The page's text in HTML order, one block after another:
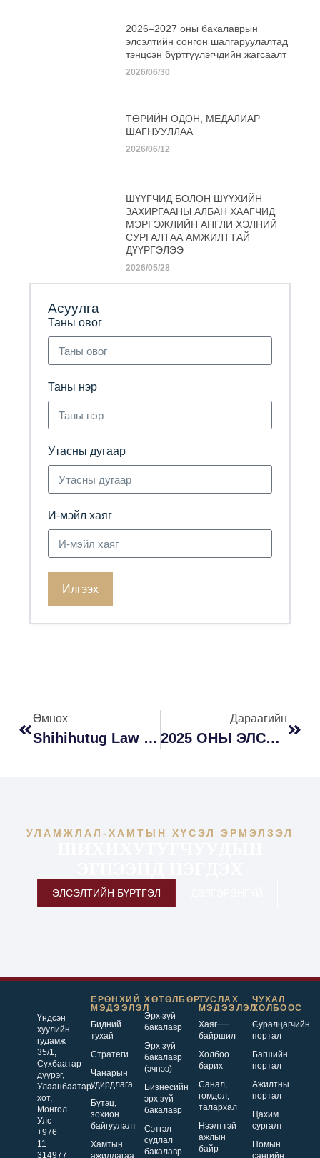
2026–2027 оны бакалаврын
элсэлтийн сонгон шалгаруулалтад
тэнцсэн бүртгүүлэгчдийн жагсаалт
2026/06/30
ТӨРИЙН ОДОН, МЕДАЛИАР
ШАГНУУЛЛАА
2026/06/12
ШҮҮГЧИД БОЛОН ШҮҮХИЙН
ЗАХИРГААНЫ АЛБАН ХААГЧИД
МЭРГЭЖЛИЙН АНГЛИ ХЭЛНИЙ
СУРГАЛТАА АМЖИЛТТАЙ
ДҮҮРГЭЛЭЭ
2026/05/28
Асуулга
Таны овог
Таны нэр
Утасны дугаар
И-мэйл хаяг
Илгээх
Өмнөх
Shihihutug Law Review Сэтгүүлд Өгүүлэл, Нийтлэл Хүлээн Авч Байна
Дараагийн
2025 ОНЫ ЭЛСЭГЧДИЙН БҮРТГЭЛИЙН МЭДЭЭЛЭЛ
УЛАМЖЛАЛ-ХАМТЫН ХҮСЭЛ ЭРМЭЛЗЭЛ
ЭЛСЭЛТИЙН БҮРТГЭЛ
Үндсэн
хуулийн
гудамж
35/1,
Сүхбаатар
дүүрэг,
Улаанбаатар
хот,
Монгол
Улс
+976
11
314977
ЕРӨНХИЙ
МЭДЭЭЛЭЛ
Бидний
тухай
Стратеги
Чанарын
удирдлага
Бүтэц,
зохион
байгуулалт
Хамтын
ажиллагаа
ХӨТӨЛБӨР
Эрх зүй
бакалавр
Эрх зүй
бакалавр
(эчнээ)
Бизнесийн
эрх зүй
бакалавр
Сэтгэл
судлал
бакалавр
ТУСЛАХ
МЭДЭЭЛЭЛ
Хаяг
байршил
Холбоо
барих
Санал,
гомдол,
талархал
Нээлттэй
ажлын
байр
ЧУХАЛ
ХОЛБООС
Суралцагчийн
портал
Багшийн
портал
Ажилтны
портал
Цахим
сургалт
Номын
сангийн